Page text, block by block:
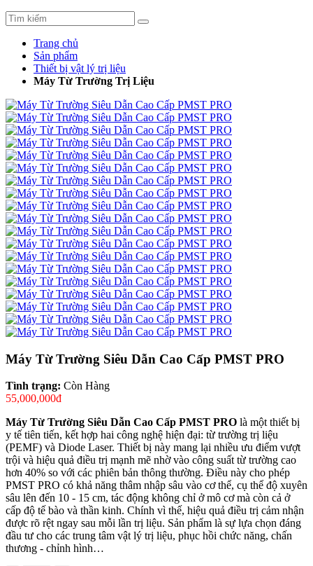
Trang chủ
Sản phẩm
Thiết bị vật lý trị liệu
Máy Từ Trường Trị Liệu
Máy Từ Trường Siêu Dẫn Cao Cấp PMST PRO
Tình trạng: Còn Hàng
55,000,000đ
Máy Từ Trường Siêu Dẫn Cao Cấp PMST PRO là một thiết bị
y tế tiên tiến, kết hợp hai công nghệ hiện đại: từ trường trị liệu
(PEMF) và Diode Laser. Thiết bị này mang lại nhiều ưu điểm vượt
trội và hiệu quả điều trị mạnh mẽ nhờ vào công suất từ trường cao
hơn 40% so với các phiên bản thông thường. Điều này cho phép
PMST PRO có khả năng thâm nhập sâu vào cơ thể, cụ thể độ xuyên
sâu lên đến 10 - 15 cm, tác động không chỉ ở mô cơ mà còn cả ở
cấp độ tế bào và thần kinh. Chính vì thế, hiệu quả điều trị cảm nhận
được rõ rệt ngay sau mỗi lần trị liệu. Sản phẩm là sự lựa chọn đáng
đầu tư cho các trung tâm vật lý trị liệu, phục hồi chức năng, chấn
thương - chỉnh hình…